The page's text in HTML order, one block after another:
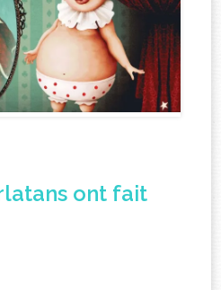
ont fait